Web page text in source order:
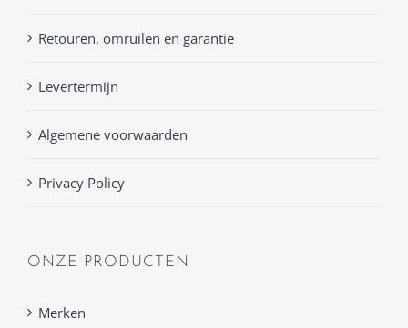
Retouren, omruilen en garantie
Levertermijn
Algemene voorwaarden
Privacy Policy
ONZE PRODUCTEN
Merken